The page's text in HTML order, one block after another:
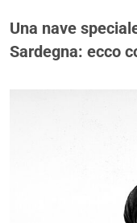
Una nave
Sardegna: ecco